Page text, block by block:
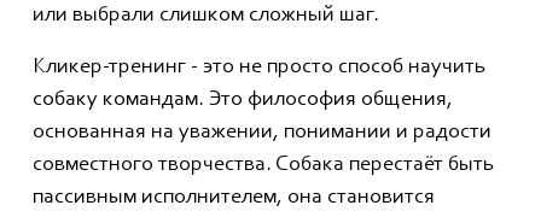
или выбрали слишком сложный шаг.
Кликер-тренинг - это не просто способ научить
собаку командам. Это философия общения,
основанная на уважении, понимании и радости
совместного творчества. Собака перестаёт быть
пассивным исполнителем, она становится